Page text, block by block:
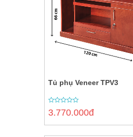
Tủ phụ Veneer TPV3
0
out
3.770.000đ